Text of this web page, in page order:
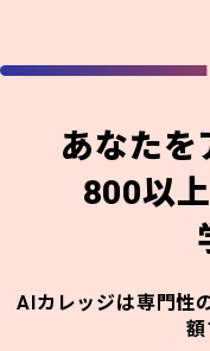
あなたを
800以
AIカレッジは専門性
額